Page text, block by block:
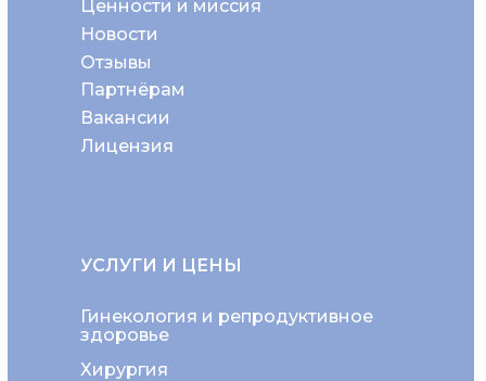
Ценности и миссия
Новости
Отзывы
Партнёрам
Вакансии
Лицензия
Хирургия
Гинекология и репродуктивное
здоровье
УСЛУГИ И ЦЕНЫ